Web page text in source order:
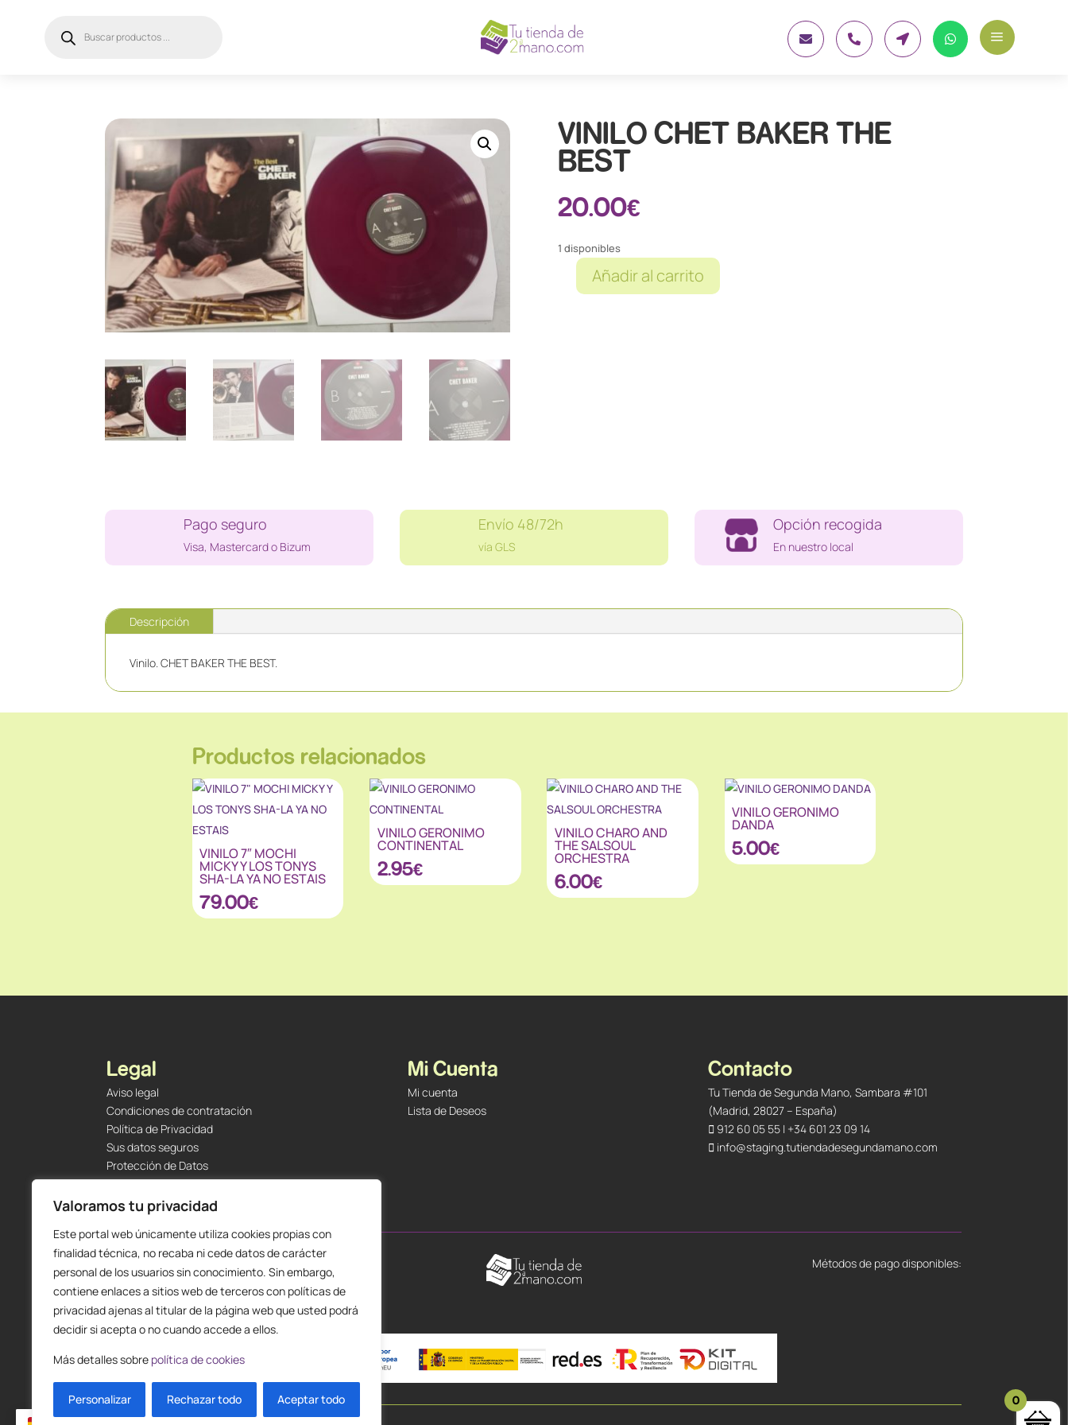
Valoramos tu privacidad
Este portal web únicamente utiliza cookies propias con
finalidad técnica, no recaba ni cede datos de carácter
personal de los usuarios sin conocimiento. Sin embargo,
contiene enlaces a sitios web de terceros con políticas de
privacidad ajenas al titular de la página web que usted podrá
decidir si acepta o no cuando accede a ellos.
Más detalles sobre política de cookies
Personalizar Rechazar todo Aceptar todo
productos     a
VINILO CHET BAKER THE
BEST
20.00€
1 disponibles
VINILO
Añadir al carrito
Pago seguro
Visa, Mastercard o Bizum
Envío 48/72h
vía GLS
Opción recogida
En nuestro local
Descripción
Vinilo. CHET BAKER THE BEST.
Productos relacionados
VINILO 7″ MOCHI
MICKY Y LOS TONYS
SHA-LA YA NO ESTAIS
79.00€
VINILO GERONIMO
CONTINENTAL
2.95€
VINILO CHARO AND
THE SALSOUL
ORCHESTRA
6.00€
VINILO GERONIMO
DANDA
5.00€
Legal
Aviso legal
Condiciones de contratación
Política de Privacidad
Sus datos seguros
Protección de Datos
Política de Cookies
Envíos y Devoluciones
Mi Cuenta
Mi cuenta
Lista de Deseos
Contacto
Tu Tienda de Segunda Mano, Sambara #101
(Madrid, 28027 – España)
912 60 05 55| +34 601 23 09 14
info@staging.tutiendadesegundamano.com
Métodos de pago disponibles:
0